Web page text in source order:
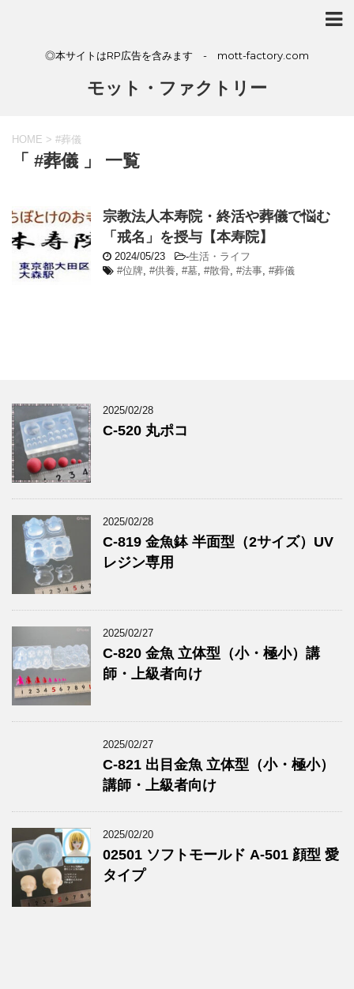
◎本サイトはRP広告を含みます - mott-factory.com
モット・ファクトリー
HOME > #葬儀
「 #葬儀 」 一覧
宗教法人本寿院・終活や葬儀で悩む
「戒名」を授与【本寿院】
2024/05/23 -生活・ライフ
#位牌, #供養, #墓, #散骨, #法事, #葬儀
2025/02/28
C-520 丸ポコ
2025/02/28
C-819 金魚鉢 半面型（2サイズ）UV
レジン専用
2025/02/27
C-820 金魚 立体型（小・極小）講
師・上級者向け
2025/02/27
C-821 出目金魚 立体型（小・極小）
講師・上級者向け
2025/02/20
02501 ソフトモールド A-501 顔型 愛
タイプ